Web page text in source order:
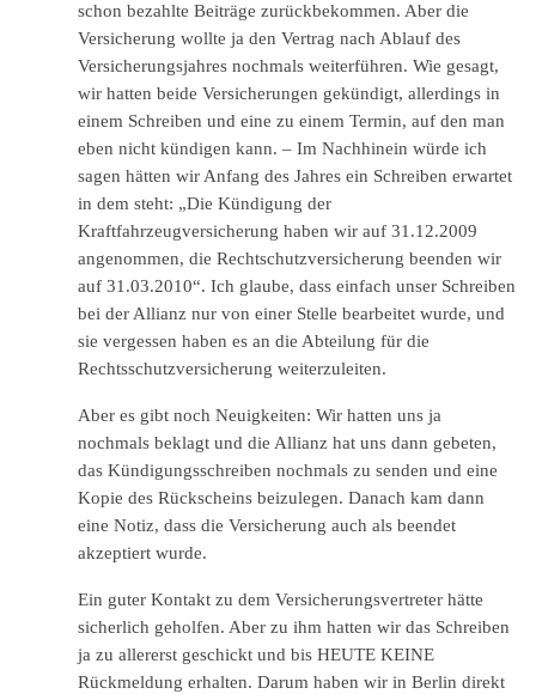
schon bezahlte Beiträge zurückbekommen. Aber die
Versicherung wollte ja den Vertrag nach Ablauf des
Versicherungsjahres nochmals weiterführen. Wie gesagt,
wir hatten beide Versicherungen gekündigt, allerdings in
einem Schreiben und eine zu einem Termin, auf den man
eben nicht kündigen kann. – Im Nachhinein würde ich
sagen hätten wir Anfang des Jahres ein Schreiben erwartet
in dem steht: „Die Kündigung der
Kraftfahrzeugversicherung haben wir auf 31.12.2009
angenommen, die Rechtschutzversicherung beenden wir
auf 31.03.2010“. Ich glaube, dass einfach unser Schreiben
bei der Allianz nur von einer Stelle bearbeitet wurde, und
sie vergessen haben es an die Abteilung für die
Rechtsschutzversicherung weiterzuleiten.
Aber es gibt noch Neuigkeiten: Wir hatten uns ja
nochmals beklagt und die Allianz hat uns dann gebeten,
das Kündigungsschreiben nochmals zu senden und eine
Kopie des Rückscheins beizulegen. Danach kam dann
eine Notiz, dass die Versicherung auch als beendet
akzeptiert wurde.
Ein guter Kontakt zu dem Versicherungsvertreter hätte
sicherlich geholfen. Aber zu ihm hatten wir das Schreiben
ja zu allererst geschickt und bis HEUTE KEINE
Rückmeldung erhalten. Darum haben wir in Berlin direkt